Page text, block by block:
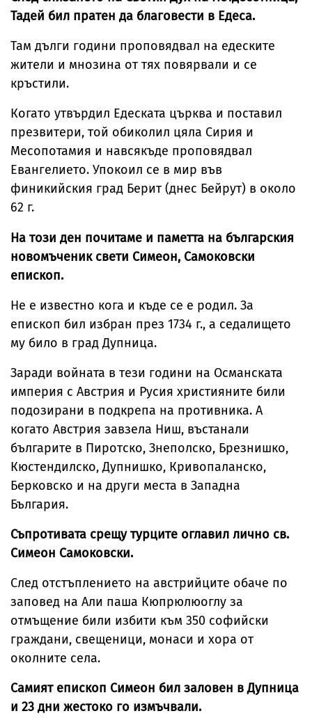
Тадей бил пратен да благовести в Едеса.
Там дълги години проповядвал на едеските
жители и мнозина от тях повярвали и се
кръстили.
Когато утвърдил Едеската църква и поставил
презвитери, той обиколил цяла Сирия и
Месопотамия и навсякъде проповядвал
Евангелието. Упокоил се в мир във
финикийския град Берит (днес Бейрут) в около
62 г.
На този ден почитаме и паметта на българския
новомъченик свети Симеон, Самоковски
епископ.
Не е известно кога и къде се е родил. За
епископ бил избран през 1734 г., а седалището
му било в град Дупница.
Заради войната в тези години на Османската
империя с Австрия и Русия християните били
подозирани в подкрепа на противника. А
когато Австрия завзела Ниш, въстанали
българите в Пиротско, Знеполско, Брезнишко,
Кюстендилско, Дупнишко, Кривопаланско,
Берковско и на други места в Западна
България.
Съпротивата срещу турците оглавил лично св.
Симеон Самоковски.
След отстъплението на австрийците обаче по
заповед на Али паша Кюпрюлюоглу за
отмъщение били избити към 350 софийски
граждани, свещеници, монаси и хора от
околните села.
Самият епископ Симеон бил заловен в Дупница
и 23 дни жестоко го измъчвали.